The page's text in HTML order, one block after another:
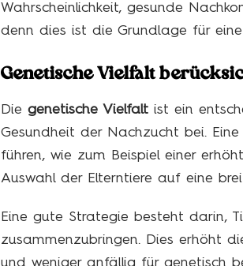
Wahrscheinlichkeit, gesunde
denn dies ist die Grundlage für
Genetische Vielfalt
Die genetische Vielfalt ist ein
Gesundheit der Nachzucht bei.
führen, wie zum Beispiel einer
Auswahl der Elterntiere auf eine
Eine gute Strategie besteht darin,
zusammenzubringen. Dies erhöht
und weniger anfällig für genetisch